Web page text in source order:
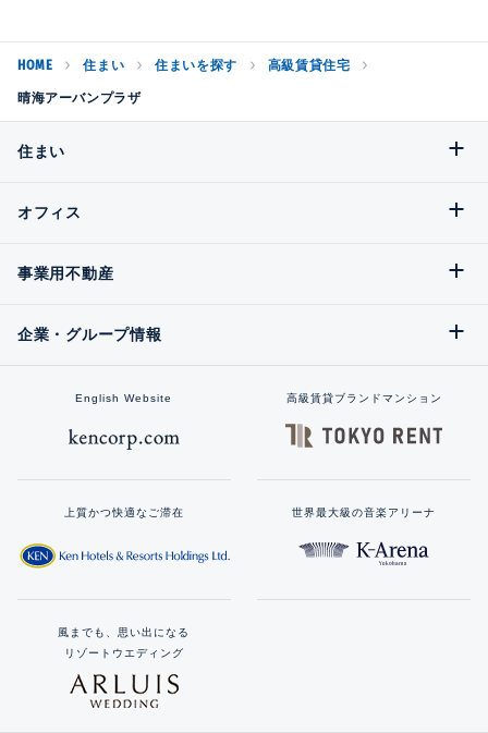
HOME 住まい 住まいを探す 高級賃貸住宅
晴海アーバンプラザ
住まい
オフィス
事業用不動産
企業・グループ情報
English Website 高級賃貸ブランドマンション
上質かつ快適なご滞在 世界最大級の音楽アリーナ
風までも、思い出になる
リゾートウエディング